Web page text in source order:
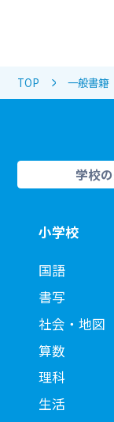
TOP 一般書籍
学校
小学校
国語
書写
社会・地図
算数
理科
生活